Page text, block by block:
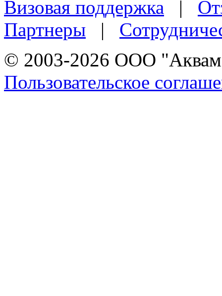
Визовая поддержка |
Партнеры |
© 2003-2026 ООО
Пользовательское